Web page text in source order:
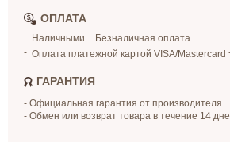
ОПЛАТА
Наличными
Безналичная оплата
Оплата платежной картой VISA/Mastercard
ГАРАНТИЯ
- Официальная гарантия от производителя
- Обмен или возврат товара в течение 14